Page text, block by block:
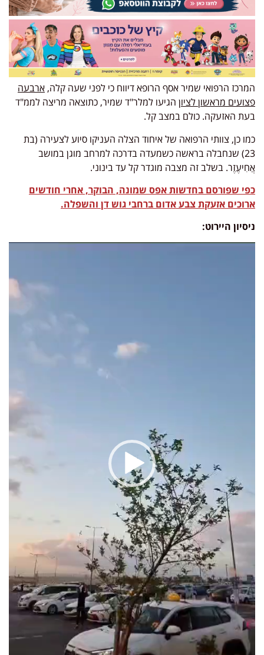
המרכז הרפואי שמיר אסף הרופא דיווח כי לפני שעה קלה, ארבעה
פצועים מראשון לציון הגיעו למלר"ד שמיר, כתוצאה מריצה לממ"ד
בעת האזעקה. כולם במצב קל.
כמו כן, צוותי הרפואה של איחוד הצלה העניקו סיוע לצעירה (בת
23) שנחבלה בראשה כשמעדה בדרכה למרחב מוגן במושב
אֲחִיעֶזֶר. בשלב זה מצבה מוגדר קל עד בינוני.
כפי שפורסם בחדשות אפס שמונה, הבוקר, אחרי חודשים
ארוכים אזעקת צבע אדום ברחבי גוש דן והשפלה.
ניסיון היירוט: